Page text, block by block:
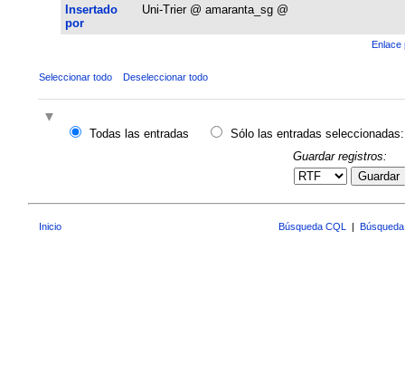
Insertado
por
Uni-Trier @ amaranta_sg @
Enlace
Seleccionar todo Deseleccionar todo
Todas las entradas
Sólo las entradas seleccionadas:
Guardar registros:
Guardar
Inicio Búsqueda CQL